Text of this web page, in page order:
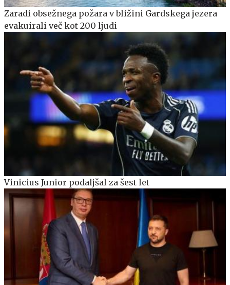
Zaradi obsežnega požara v bližini Gardskega jezera
evakuirali več kot 200 ljudi
Vinicius Junior podaljšal za šest let